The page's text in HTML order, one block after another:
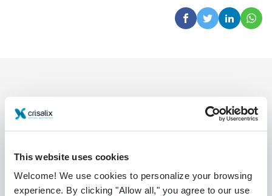
This website uses cookies
Welcome! We use cookies to personalize your browsing
experience. By clicking "Allow all," you agree to our use
Compañía
Sobre nosotros
Cirujanos
Sección Cirujanos